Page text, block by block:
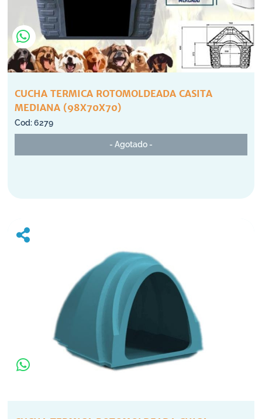
CUCHA TERMICA ROTOMOLDEADA CASITA
MEDIANA (98X70X70)
6279
- Agotado -